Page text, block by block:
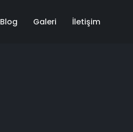
Blog Galeri İletişim